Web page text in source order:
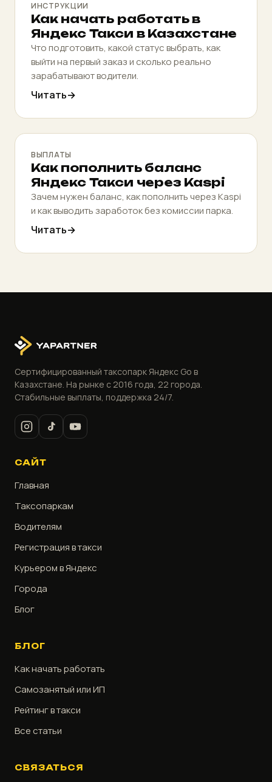
ИНСТРУКЦИИ
Как начать работать в
Яндекс Такси в Казахстане
Что подготовить, какой статус выбрать, как
выйти на первый заказ и сколько реально
зарабатывают водители.
Читать
ВЫПЛАТЫ
Как пополнить баланс
Яндекс Такси через Kaspi
Зачем нужен баланс, как пополнить через Kaspi
и как выводить заработок без комиссии парка.
Читать
Сертифицированный таксопарк Яндекс Go в
Казахстане. На рынке с 2016 года, 22 города.
Стабильные выплаты, поддержка 24/7.
САЙТ
Главная
Таксопаркам
Водителям
Регистрация в такси
Курьером в Яндекс
Города
Блог
БЛОГ
Как начать работать
Самозанятый или ИП
Рейтинг в такси
Все статьи
СВЯЗАТЬСЯ